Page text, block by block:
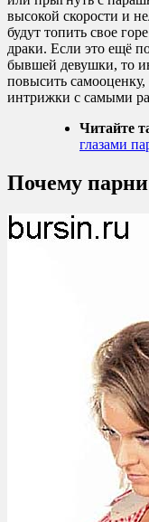
высокой скорости и
будут топить свое
драки. Если это ещё
бывшей девушки, то
повысить самооценку,
интрижки с самыми
Читайте
глазами
Почему